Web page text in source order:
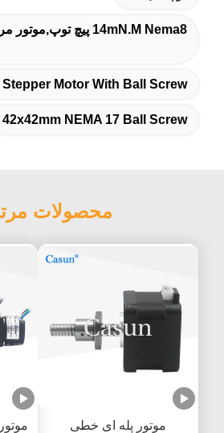
14mN.M Nema8 پیچ توپ,موتور مرحله ای Nema8 با پیچ توپ,42x42mm NEMA 17 پیچ توپ
Stepper Motor With Ball Screw
42x42mm NEMA 17 Ball Screw
محصولات
موتور پله ای خطی